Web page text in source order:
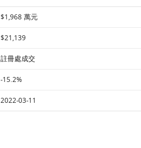
$1,968 萬元
$21,139
註冊處成交
-15.2%
2022-03-11